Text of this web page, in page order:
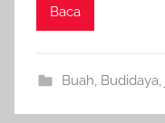
Baca
Buah Budidaya